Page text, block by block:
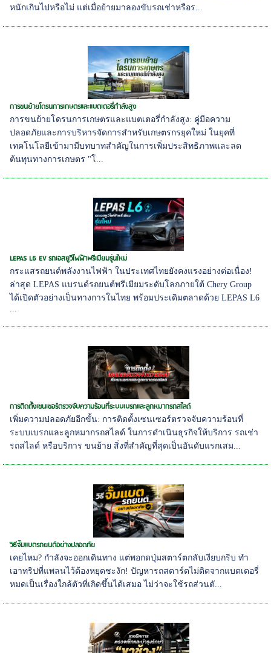
หนักเกินไปหรือไม่ แต่เมื่อย้ายมาลองขับรถเช่าหรือร...
การขนย้ายโดรนการเกษตรและแบตเตอรี่กำลังสูง
การขนย้ายโดรนการเกษตรและแบตเตอรี่กำลังสูง: คู่มือความ
ปลอดภัยและการบริหารจัดการสำหรับเกษตรกรยุคใหม่ ในยุคที่
เทคโนโลยีเข้ามามีบทบาทสำคัญในการเพิ่มประสิทธิภาพและลด
ต้นทุนทางการเกษตร "โ...
LEPAS L6 EV รถเอสยูวีไฟฟ้าพรีเมียมรุ่นใหม่
กระแสรถยนต์พลังงานไฟฟ้า ในประเทศไทยยังคงแรงอย่างต่อเนื่อง!
ล่าสุด LEPAS แบรนด์รถยนต์พรีเมียมระดับโลกภายใต้ Chery Group
ได้เปิดตัวอย่างเป็นทางการในไทย พร้อมประเดิมตลาดด้วย LEPAS L6
...
การติดตั้งเซนเซอร์ตรวจจับความร้อนที่ระบบเบรกและลูกหมากรถสไลด์
เพิ่มความปลอดภัยอีกขั้น: การติดตั้งเซนเซอร์ตรวจจับความร้อนที่
ระบบเบรกและลูกหมากรถสไลด์ ในการดำเนินธุรกิจให้บริการ รถเช่า
รถสไลด์ หรือบริการ ขนย้าย สิ่งที่สำคัญที่สุดเป็นอันดับแรกเสม...
วิธีจั๊มแบตรถยนต์อย่างปลอดภัย
เคยไหม? กำลังจะออกเดินทาง แต่พอกดปุ่มสตาร์ตกลับเงียบกริบ ทำ
เอาทริปที่แพลนไว้ต้องหยุดชะงัก! ปัญหารถสตาร์ตไม่ติดจากแบตเตอรี่
หมดเป็นเรื่องใกล้ตัวที่เกิดขึ้นได้เสมอ ไม่ว่าจะใช้รถส่วนตั...